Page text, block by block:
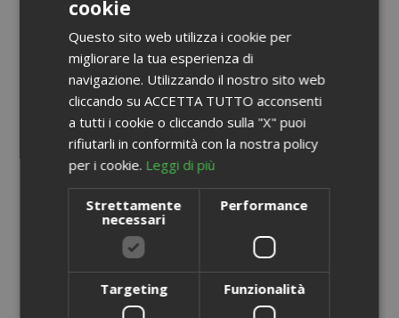
POTREBBE INTERESSARTI ANCHE...
cookie
Questo sito web utilizza i cookie per
migliorare la tua esperienza di
navigazione. Utilizzando il nostro sito web
cliccando su ACCETTA TUTTO acconsenti
a tutti i cookie o cliccando sulla "X" puoi
rifiutarli in conformità con la nostra policy
per i cookie. Leggi di più
Strettamente
necessari
Performance
Targeting Funzionalità